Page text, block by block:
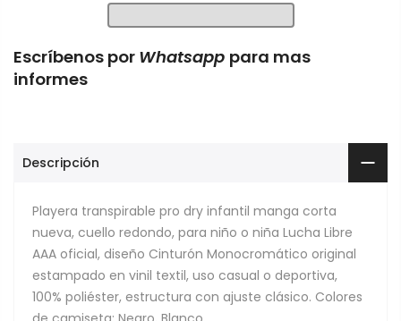
Escríbenos por Whatsapp para mas
informes
Descripción
Playera transpirable pro dry infantil manga corta
nueva, cuello redondo, para niño o niña Lucha Libre
AAA oficial, diseño Cinturón Monocromático original
estampado en vinil textil, uso casual o deportiva,
100% poliéster, estructura con ajuste clásico. Colores